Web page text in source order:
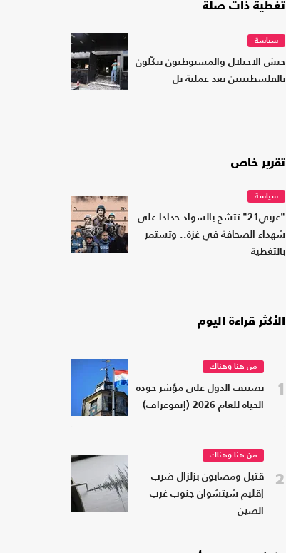
تغطية ذات صلة
سياسة
جيش الاحتلال والمستوطنون ينكّلون
بالفلسطينيين بعد عملية تل
تقرير خاص
سياسة
"عربي21" تتشح بالسواد حدادا على
شهداء الصحافة في غزة.. وتستمر
بالتغطية
الأكثر قراءة اليوم
1
من هنا وهناك
تصنيف الدول على مؤشر جودة
الحياة للعام 2026 (إنفوغراف)
2
من هنا وهناك
قتيل ومصابون بزلزال ضرب
إقليم شيتشوان جنوب غرب
الصين